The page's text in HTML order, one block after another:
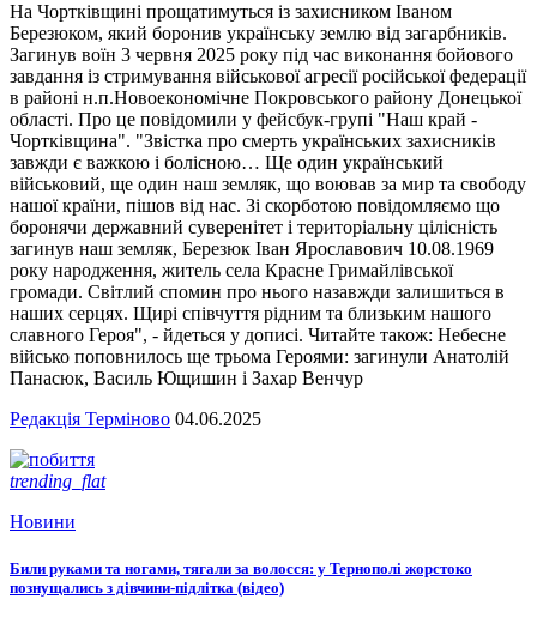
На Чортківщині прощатимуться із захисником Іваном
Березюком, який боронив українську землю від загарбників.
Загинув воїн 3 червня 2025 року під час виконання бойового
завдання із стримування військової агресії російської федерації
в районі н.п.Новоекономічне Покровського району Донецької
області. Про це повідомили у фейсбук-групі "Наш край -
Чортківщина". "Звістка про смерть українських захисників
завжди є важкою і болісною… Ще один український
військовий, ще один наш земляк, що воював за мир та свободу
нашої країни, пішов від нас. Зі скорботою повідомляємо що
боронячи державний суверенітет і територіальну цілісність
загинув наш земляк, Березюк Іван Ярославович 10.08.1969
року народження, житель села Красне Гримайлівської
громади. Світлий спомин про нього назавжди залишиться в
наших серцях. Щирі співчуття рідним та близьким нашого
славного Героя", - йдеться у дописі. Читайте також: Небесне
військо поповнилось ще трьома Героями: загинули Анатолій
Панасюк, Василь Ющишин і Захар Венчур
Редакція Терміново 04.06.2025
trending_flat
Новини
Били руками та ногами, тягали за волосся: у Тернополі жорстоко
познущались з дівчини-підлітка (відео)